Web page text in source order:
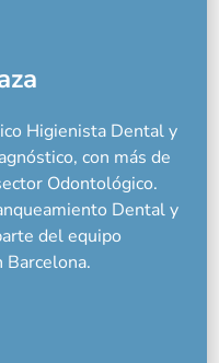
Higienista Dental y
con más de
Odontológico.
Dental y
del equipo
Barcelona.